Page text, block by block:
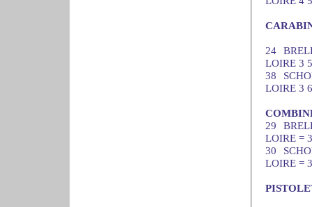
24
LOIRE 3
38
LOIRE 3
29
LOIRE =
30
LOIRE =